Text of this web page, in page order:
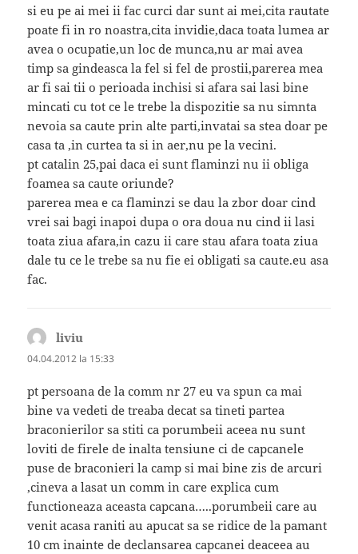
si eu pe ai mei ii fac curci dar sunt ai mei,cita rautate
poate fi in ro noastra,cita invidie,daca toata lumea ar
avea o ocupatie,un loc de munca,nu ar mai avea
timp sa gindeasca la fel si fel de prostii,parerea mea
ar fi sai tii o perioada inchisi si afara sai lasi bine
mincati cu tot ce le trebe la dispozitie sa nu simnta
nevoia sa caute prin alte parti,invatai sa stea doar pe
casa ta ,in curtea ta si in aer,nu pe la vecini.
pt catalin 25,pai daca ei sunt flaminzi nu ii obliga
foamea sa caute oriunde?
parerea mea e ca flaminzi se dau la zbor doar cind
vrei sai bagi inapoi dupa o ora doua nu cind ii lasi
toata ziua afara,in cazu ii care stau afara toata ziua
dale tu ce le trebe sa nu fie ei obligati sa caute.eu asa
fac.
liviu
04.04.2012 la 15:33
pt persoana de la comm nr 27 eu va spun ca mai
bine va vedeti de treaba decat sa tineti partea
braconierilor sa stiti ca porumbeii aceea nu sunt
loviti de firele de inalta tensiune ci de capcanele
puse de braconieri la camp si mai bine zis de arcuri
,cineva a lasat un comm in care explica cum
functioneaza aceasta capcana…..porumbeii care au
venit acasa raniti au apucat sa se ridice de la pamant
10 cm inainte de declansarea capcanei deaceea au